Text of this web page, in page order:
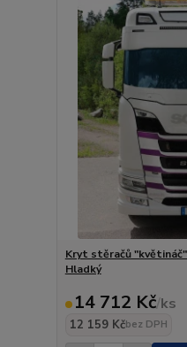
Kryt stěračů
Hladký
14 712 Kč/ks
12 159 Kčbez DPH